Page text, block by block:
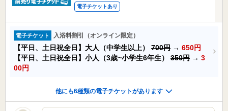
電子チケットあり
電子チケット 入浴料割引（オンライン限定）
【平日、土日祝全日】大人（中学生以上） 700円 → 650円
【平日、土日祝全日】小人（3歳~小学生6年生） 350円 → 3
00円
他にも6種類の電子チケットがあります